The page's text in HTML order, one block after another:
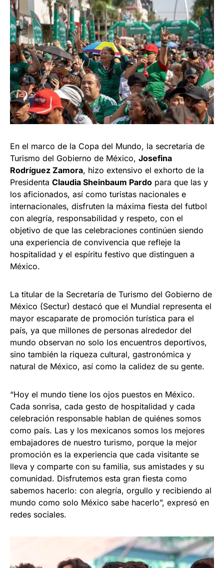
En el marco de la Copa del Mundo, la secretaria de
Turismo del Gobierno de México, Josefina
Rodríguez Zamora, hizo extensivo el exhorto de la
Presidenta Claudia Sheinbaum Pardo para que las y
los aficionados, así como turistas nacionales e
internacionales, disfruten la máxima fiesta del futbol
con alegría, responsabilidad y respeto, con el
objetivo de que las celebraciones continúen siendo
una experiencia de convivencia que refleje la
hospitalidad y el espíritu festivo que distinguen a
México.
La titular de la Secretaría de Turismo del Gobierno de
México (Sectur) destacó que el Mundial representa el
mayor escaparate de promoción turística para el
país, ya que millones de personas alrededor del
mundo observan no solo los encuentros deportivos,
sino también la riqueza cultural, gastronómica y
natural de México, así como la calidez de su gente.
“Hoy el mundo tiene los ojos puestos en México.
Cada sonrisa, cada gesto de hospitalidad y cada
celebración responsable hablan de quiénes somos
como país. Las y los mexicanos somos los mejores
embajadores de nuestro turismo, porque la mejor
promoción es la experiencia que cada visitante se
lleva y comparte con su familia, sus amistades y su
comunidad. Disfrutemos esta gran fiesta como
sabemos hacerlo: con alegría, orgullo y recibiendo al
mundo como solo México sabe hacerlo”, expresó en
redes sociales.